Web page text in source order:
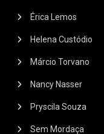
Érica Lemos
Helena Custódio
Márcio Torvano
Nancy Nasser
Pryscila Souza
Sem Mordaça